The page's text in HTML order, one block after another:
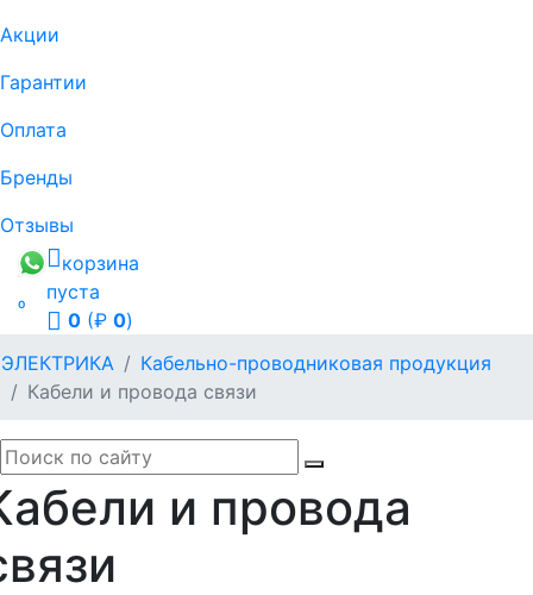
Акции
Гарантии
Оплата
Бренды
Отзывы

корзина
пуста
0 (₽ 0)
ЭЛЕКТРИКА
Кабельно-проводниковая продукция
Кабели и провода связи
и провода